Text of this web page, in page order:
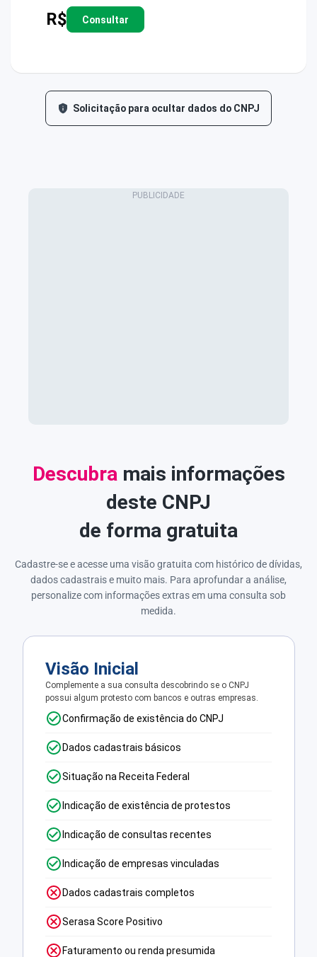
R$ Consultar
Solicitação para ocultar dados do CNPJ
Descubramais informações
deste CNPJ
de forma gratuita
Cadastre-se e acesse uma visão gratuita com histórico de dívidas,
dados cadastrais e muito mais. Para aprofundar a análise,
personalize com informações extras em uma consulta sob
medida.
Visão Inicial
Complemente a sua consulta descobrindo se o CNPJ
possui algum protesto com bancos e outras empresas.
Confirmação de existência do CNPJ
Dados cadastrais básicos
Situação na Receita Federal
Indicação de existência de protestos
Indicação de consultas recentes
Indicação de empresas vinculadas
Dados cadastrais completos
Serasa Score Positivo
Faturamento ou renda presumida